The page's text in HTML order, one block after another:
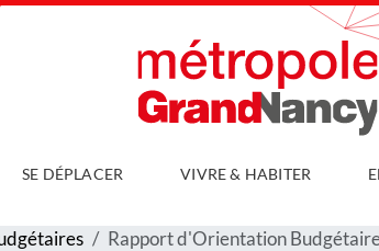
SE DÉPLACER VIVRE & HABITER
Rapport d'Orientation